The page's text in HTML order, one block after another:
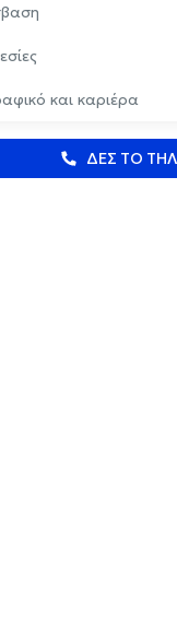
και καριέρα
ΔΕΣ ΤΟ